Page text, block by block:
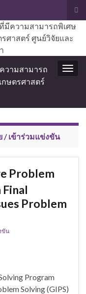
วามสามารถ
กษตรศาสตร์
/ เข้าร่วมแข่งขัน
Problem
Problem
ขัน
Program
Solving (GIPS)